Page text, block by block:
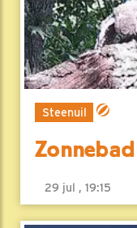
Steenuil
Zonnebad
29 jul , 19:15